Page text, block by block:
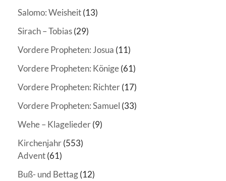
Salomo: Weisheit(13)
Sirach – Tobias(29)
Vordere Propheten: Josua (11)
Vordere Propheten: Könige(61)
Vordere Propheten: Richter(17)
Vordere Propheten: Samuel (33)
Wehe – Klagelieder(9)
Kirchenjahr(553)
Advent(61)
Buß- und Bettag(12)